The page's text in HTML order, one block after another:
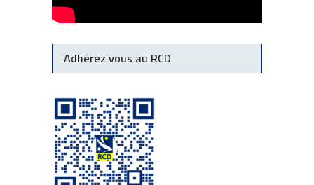
Adhérez vous au RCD